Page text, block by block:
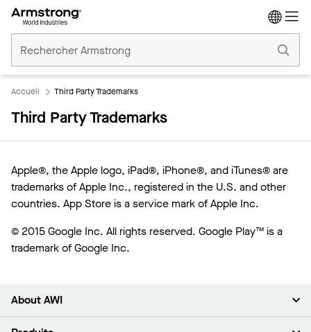
Plafonds
Commerciaux
Accueil Third Party Trademarks
Third Party Trademarks
Apple®, the Apple logo, iPad®, iPhone®, and iTunes® are
trademarks of Apple Inc., registered in the U.S. and other
countries. App Store is a service mark of Apple Inc.
© 2015 Google Inc. All rights reserved. Google Play™ is a
trademark of Google Inc.
About AWI
À propos de nous